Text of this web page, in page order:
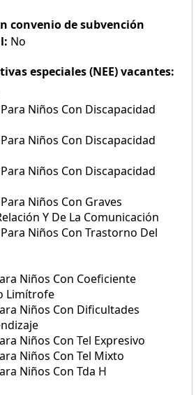
convenio de subvención
No
especiales (NEE) vacantes:
Niños Con Discapacidad
Niños Con Discapacidad
Niños Con Discapacidad
Niños Con Graves
Y De La Comunicación
Niños Con Trastorno Del
Niños Con Coeficiente
Limítrofe
Niños Con Dificultades
Niños Con Tel Expresivo
Niños Con Tel Mixto
Niños Con Tda H